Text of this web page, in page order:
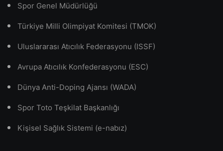
Spor Genel Müdürlüğü
Türkiye Milli Olimpiyat Komitesi (TMOK)
Uluslararası Atıcılık Federasyonu (ISSF)
Avrupa Atıcılık Konfederasyonu (ESC)
Dünya Anti-Doping Ajansı (WADA)
Spor Toto Teşkilat Başkanlığı
Kişisel Sağlık Sistemi (e-nabız)